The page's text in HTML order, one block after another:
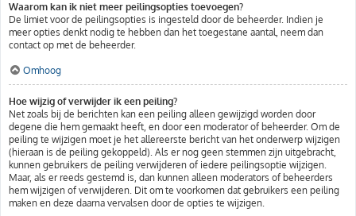
Waarom kan ik niet meer peilingsopties toevoegen?
De limiet voor de peilingsopties is ingesteld door de beheerder. Indien je
meer opties denkt nodig te hebben dan het toegestane aantal, neem dan
contact op met de beheerder.
Omhoog
Hoe wijzig of verwijder ik een peiling?
Net zoals bij de berichten kan een peiling alleen gewijzigd worden door
degene die hem gemaakt heeft, en door een moderator of beheerder. Om de
peiling te wijzigen moet je het allereerste bericht van het onderwerp wijzigen
(hieraan is de peiling gekoppeld). Als er nog geen stemmen zijn uitgebracht,
kunnen gebruikers de peiling verwijderen of iedere peilingsoptie wijzigen.
Maar, als er reeds gestemd is, dan kunnen alleen moderators of beheerders
hem wijzigen of verwijderen. Dit om te voorkomen dat gebruikers een peiling
maken en deze daarna vervalsen door de opties te wijzigen.